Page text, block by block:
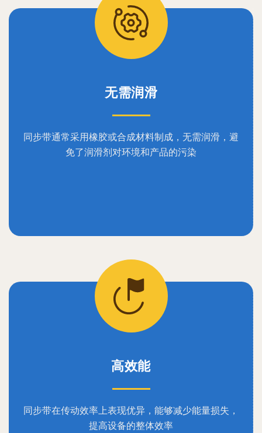
无需润滑
同步带通常采用橡胶或合成材料制成，无需润滑，避
免了润滑剂对环境和产品的污染
高效能
同步带在传动效率上表现优异，能够减少能量损失，
提高设备的整体效率